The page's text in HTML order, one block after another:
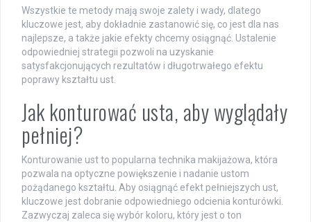
Wszystkie te metody mają swoje zalety i wady, dlatego
kluczowe jest, aby dokładnie zastanowić się, co jest dla nas
najlepsze, a także jakie efekty chcemy osiągnąć. Ustalenie
odpowiedniej strategii pozwoli na uzyskanie
satysfakcjonujących rezultatów i długotrwałego efektu
poprawy kształtu ust.
Jak konturować usta, aby wyglądały
pełniej?
Konturowanie ust to popularna technika makijażowa, która
pozwala na optyczne powiększenie i nadanie ustom
pożądanego kształtu. Aby osiągnąć efekt pełniejszych ust,
kluczowe jest dobranie odpowiedniego odcienia konturówki.
Zazwyczaj zaleca się wybór koloru, który jest o ton